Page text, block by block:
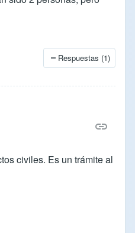
Respuestas (1)
civiles. Es un trámite al